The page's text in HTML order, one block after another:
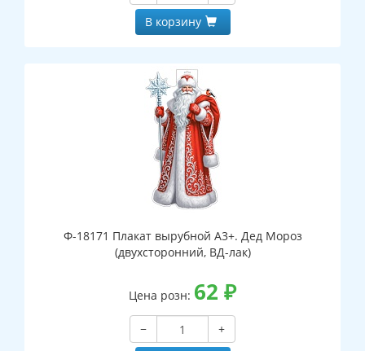
В корзину
Ф-18171 Плакат вырубной А3+. Дед Мороз
(двухсторонний, ВД-лак)
Цена розн: 62 ₽
−
+